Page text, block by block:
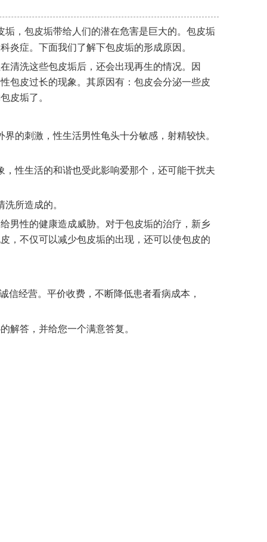
，包皮垢带给人们的潜在危害是巨大的。包皮垢
炎症。下面我们了解下包皮垢的形成原因。
清洗这些包皮垢后，还会出现再生的情况。因
包皮过长的现象。其原因有：包皮会分泌一些皮
皮垢了。
的刺激，性生活男性龟头十分敏感，射精较快。
性生活的和谐也受此影响爱那个，还可能干扰夫
所造成的。
男性的健康造成威胁。对于包皮垢的治疗，新乡
，不仅可以减少包皮垢的出现，还可以使包皮的
信经营。平价收费，不断降低患者看病成本，
解答，并给您一个满意答复。